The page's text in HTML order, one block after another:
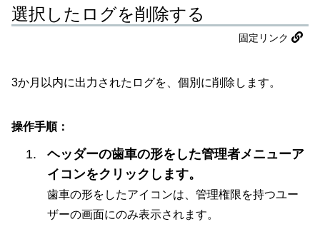
選択したログを削除する
固定リンク
3か月以内に出力されたログを、個別に削除します。
操作手順：
ヘッダーの歯車の形をした管理者メニューア
イコンをクリックします。
歯車の形をしたアイコンは、管理権限を持つユー
ザーの画面にのみ表示されます。